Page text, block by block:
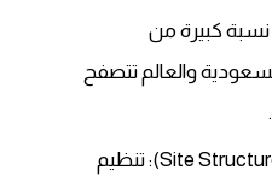
نسبة كبيرة من
والعالم تتصفح
هيكلة الصفحات (Site Structure): تنظيم